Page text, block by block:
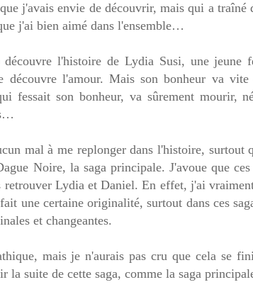
j'avais envie de découvrir, mais qui a traîné
j'ai bien aimé dans l'ensemble…
l'histoire de Lydia Susi, une jeune
découvre l'amour. Mais son bonheur va
fessait son bonheur, va sûrement mourir,
mal à me replonger dans l'histoire, surtout
Noire, la saga principale. J'avoue que
retrouver Lydia et Daniel. En effet, j'ai
une certaine originalité, surtout dans ces
et changeantes.
mais je n'aurais pas cru que cela se
la suite de cette saga, comme la saga